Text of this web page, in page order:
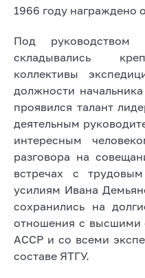
1966 году награждено
Под
складывались
коллективы
должности
проявился талант
деятельным
интересным
разговора на
встречах с
усилиям Ивана
сохранились на
отношения с высшими
АССР и со всеми
составе ЯТГУ.